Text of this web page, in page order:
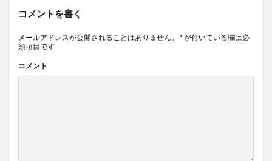
コメントを書く
メールアドレスが公開されることはありません。 *が付いている欄は必
須項目です
コメント